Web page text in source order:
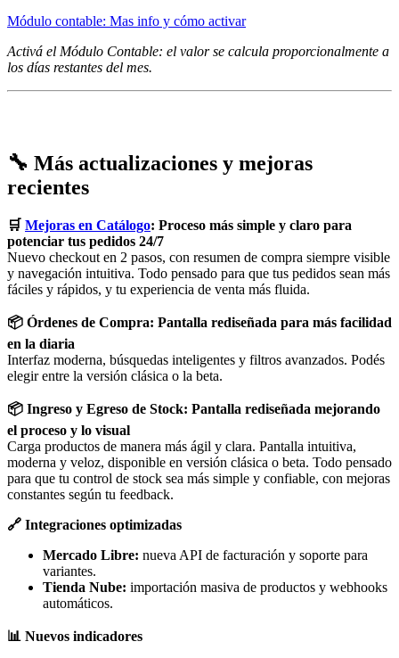
Módulo contable: Mas info y cómo activar
Activá el Módulo Contable: el valor se calcula proporcionalmente a
los días restantes del mes.
🔧 Más actualizaciones y mejoras
recientes
🛒 Mejoras en Catálogo: Proceso más simple y claro para
potenciar tus pedidos 24/7
Nuevo checkout en 2 pasos, con resumen de compra siempre visible
y navegación intuitiva. Todo pensado para que tus pedidos sean más
fáciles y rápidos, y tu experiencia de venta más fluida.
📦 Órdenes de Compra: Pantalla rediseñada para más facilidad
en la diaria
Interfaz moderna, búsquedas inteligentes y filtros avanzados. Podés
elegir entre la versión clásica o la beta.
📦 Ingreso y Egreso de Stock: Pantalla rediseñada mejorando
el proceso y lo visual
Carga productos de manera más ágil y clara. Pantalla intuitiva,
moderna y veloz, disponible en versión clásica o beta. Todo pensado
para que tu control de stock sea más simple y confiable, con mejoras
constantes según tu feedback.
🔗 Integraciones optimizadas
Mercado Libre: nueva API de facturación y soporte para
variantes.
Tienda Nube: importación masiva de productos y webhooks
automáticos.
📊 Nuevos indicadores